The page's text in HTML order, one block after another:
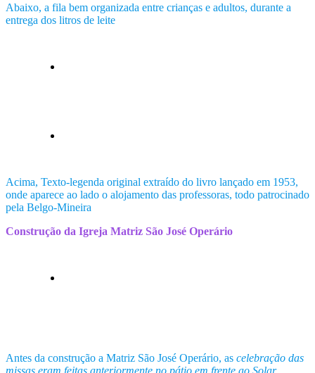
Abaixo, a fila bem organizada entre crianças e adultos, durante a
entrega dos litros de leite
Acima, Texto-legenda original extraído do livro lançado em 1953,
onde aparece ao lado o alojamento das professoras, todo patrocinado
pela Belgo-Mineira
Construção da Igreja Matriz São José Operário
Antes da construção a Matriz São José Operário, as celebração das
missas eram feitas anteriormente no pátio em frente ao Solar